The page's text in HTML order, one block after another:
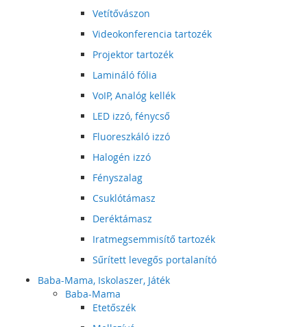
Vetítővászon
Videokonferencia tartozék
Projektor tartozék
Lamináló fólia
VoIP, Analóg kellék
LED izzó, fénycső
Fluoreszkáló izzó
Halogén izzó
Fényszalag
Csuklótámasz
Deréktámasz
Iratmegsemmisítő tartozék
Sűrített levegős portalanító
Baba-Mama, Iskolaszer, Játék
Baba-Mama
Etetőszék